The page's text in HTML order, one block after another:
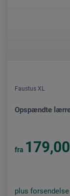
Faustus XL
Opspændte
fra 179,00
plus forsendelse